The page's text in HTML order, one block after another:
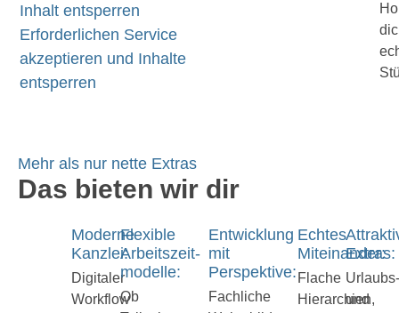
Inhalt entsperren
Erforderlichen Service
akzeptieren und Inhalte
entsperren
Mehr als nur nette Extras
Das bieten wir dir
Moderne
Kanzlei:
Digitaler
Workflow
Flexible
Arbeitszeit­
modelle:
Ob
Entwicklung
mit
Perspektive:
Fachliche
Echtes
Miteinander:
Flache
Hierarchien,
Extras:
und